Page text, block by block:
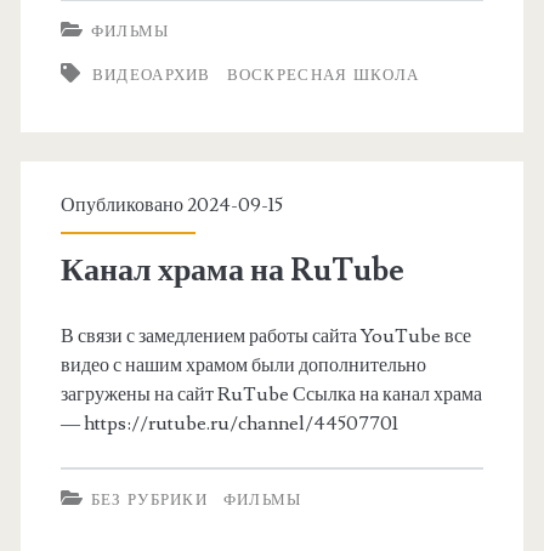
ФИЛЬМЫ
ВИДЕОАРХИВ ВОСКРЕСНАЯ ШКОЛА
Опубликовано 2024-09-15
Канал храма на RuTube
В связи с замедлением работы сайта YouTube все
видео с нашим храмом были дополнительно
загружены на сайт RuTube Ссылка на канал храма
— https://rutube.ru/channel/44507701
БЕЗ РУБРИКИ ФИЛЬМЫ